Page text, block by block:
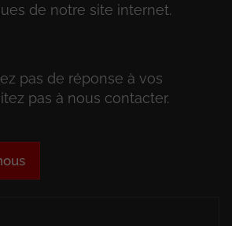
de notre site internet.​​
pas de réponse à vos
pas à nous contacter.